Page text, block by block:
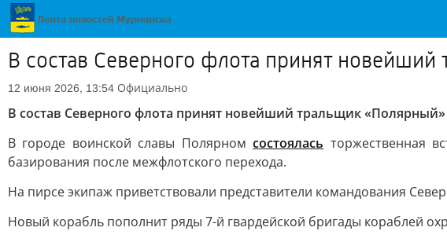
В состав Северного флота принят
12 июня 2026, 13:54 Официально
В состав Северного флота принят новейший тральщик «Полярный»
В городе воинской славы Полярномсостоялась торжественная
базирования после межфлотского перехода.
На пирсе экипаж приветствовали представители командования
Новый корабль пополнит ряды 7-й гвардейской бригады кораблей